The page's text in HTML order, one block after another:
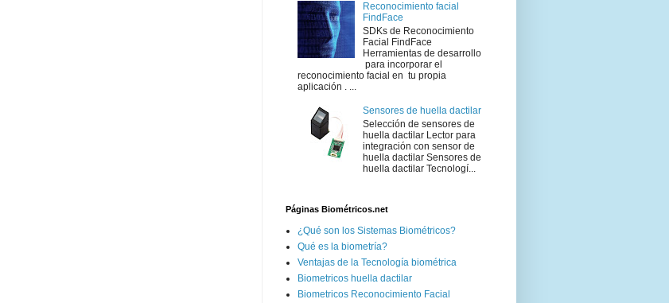
Reconocimiento facial
FindFace
SDKs de Reconocimiento
Facial FindFace
Herramientas de desarrollo
para incorporar el
reconocimiento facial en tu propia
aplicación . ...
Sensores de huella dactilar
Selección de sensores de
huella dactilar Lector para
integración con sensor de
huella dactilar Sensores de
huella dactilar Tecnologí...
Páginas Biométricos.net
¿Qué son los Sistemas Biométricos?
Qué es la biometría?
Ventajas de la Tecnología biométrica
Biometricos huella dactilar
Biometricos Reconocimiento Facial